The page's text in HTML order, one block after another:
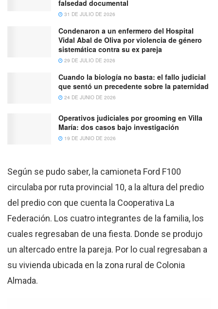
falsedad documental
31 DE JULIO DE 2026
Condenaron a un enfermero del Hospital
Vidal Abal de Oliva por violencia de género
sistemática contra su ex pareja
29 DE JULIO DE 2026
Cuando la biología no basta: el fallo judicial
que sentó un precedente sobre la paternidad
24 DE JUNIO DE 2026
Operativos judiciales por grooming en Villa
María: dos casos bajo investigación
19 DE JUNIO DE 2026
Según se pudo saber, la camioneta Ford F100
circulaba por ruta provincial 10, a la altura del predio
del predio con que cuenta la Cooperativa La
Federación. Los cuatro integrantes de la familia, los
cuales regresaban de una fiesta. Donde se produjo
un altercado entre la pareja. Por lo cual regresaban a
su vivienda ubicada en la zona rural de Colonia
Almada.